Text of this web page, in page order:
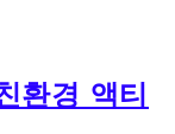
환경 액티